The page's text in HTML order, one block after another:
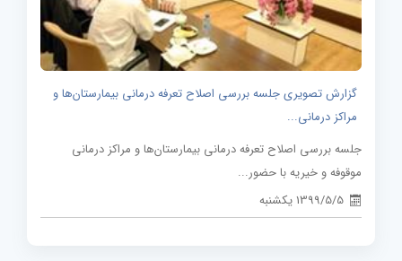
گزارش تصویری جلسه بررسی اصلاح تعرفه درمانی بیمارستان‌ها و
مراکز درمانی...
جلسه بررسی اصلاح تعرفه درمانی بیمارستان‌ها و مراکز درمانی
موقوفه و خیریه با حضور...
1399/5/5 یکشنبه